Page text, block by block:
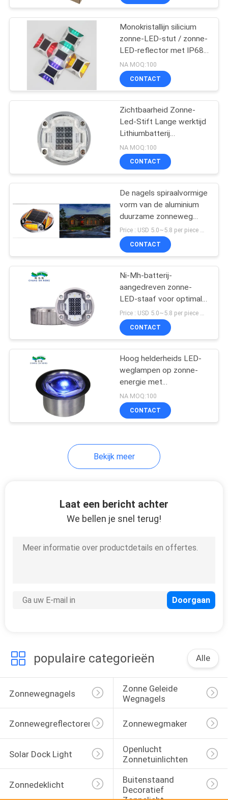
openlucht
zonnetuinlichten
209
zonnedeklicht
Buitenstaand
decoratief
zonnelicht
Zonne-omheining
licht
203
Zonnemuurlicht
Monokristallijn silicium
zonne-LED-stut / zonne-
LED-reflector met IP68
waterdichtheidsniveau
NA MOQ:100
CONTACT
Zichtbaarheid Zonne-
Led-Stift Lange werktijd
Lithiumbatterij
Monokristallijn
Siliciumpaneel > 48 uur
NA MOQ:100
CONTACT
De nagels spiraalvormige
vorm van de aluminium
duurzame zonneweg
voor het dekveiligheid
van de rijwegweg
Price : USD 5.0~5.8 per piece MOQ:100 PCs
CONTACT
Ni-Mh-batterij-
aangedreven zonne-
LED-staaf voor optimale
zichtbaarheid en
prestaties op de weg
Price : USD 5.0~5.8 per piece MOQ:100
CONTACT
Hoog helderheids LED-
weglampen op zonne-
energie met
zichtbaarheid van 500 m
NA MOQ:100
CONTACT
Bekijk meer
Laat een bericht achter
We bellen je snel terug!
populaire categorieën Alle
Zonnewegnagels
Zonne Geleide
Wegnagels
Zonnewegreflectoren Zonnewegmaker
Solar Dock Light
Openlucht
Zonnetuinlichten
Zonnedeklicht
Buitenstaand
Decoratief